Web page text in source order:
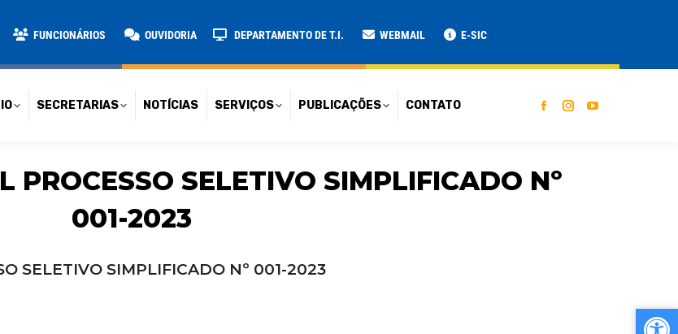
FUNCIONÁRIOS OUVIDORIA DEPARTAMENTO DE T.I. WEBMAIL E-SIC
SECRETARIAS NOTÍCIAS SERVIÇOS PUBLICAÇÕES CONTATO
PROCESSO SELETIVO SIMPLIFICADO Nº
001-2023
SELETIVO SIMPLIFICADO Nº 001-2023